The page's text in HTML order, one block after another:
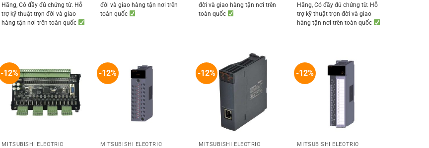
Hãng, Có đầy đủ chứng từ. Hỗ
trợ kỹ thuật trọn đời và giao
hàng tận nơi trên toàn quốc
đời và giao hàng tận nơi trên
toàn quốc
đời và giao hàng tận nơi trên
toàn quốc
Hãng, Có đầy đủ chứng từ. Hỗ
trợ kỹ thuật trọn đời và giao
hàng tận nơi trên toàn quốc
-12%
MITSUBISHI ELECTRIC
-12%
MITSUBISHI ELECTRIC
-12%
MITSUBISHI ELECTRIC
-12%
MITSUBISHI ELECTRIC